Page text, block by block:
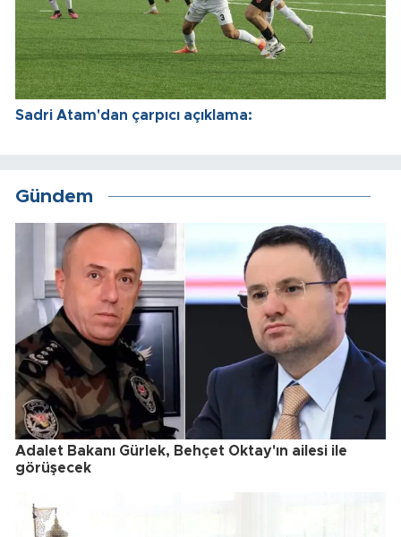
Sadri Atam'dan çarpıcı açıklama:
Gündem
Adalet Bakanı Gürlek, Behçet Oktay'ın ailesi ile
görüşecek